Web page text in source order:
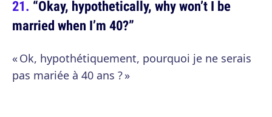
“Okay, hypothetically, why won’t I be
married when I’m 40?”
« Ok, hypothétiquement, pourquoi je ne serais
pas mariée à 40 ans ? »